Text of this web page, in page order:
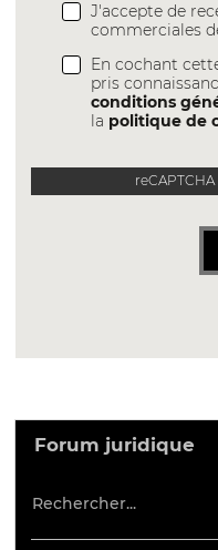
J'accepte de
commerciales
En cochant
pris
conditions
la politique de
Forum juridique